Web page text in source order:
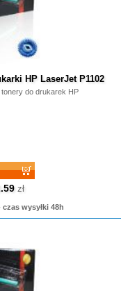
HP LaserJet P1102
tonery do drukarek HP
zł
wysyłki 48h